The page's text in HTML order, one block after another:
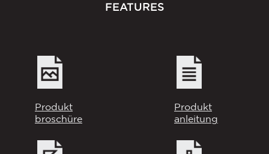
FEATURES
Produkt
broschüre
Produkt
anleitung